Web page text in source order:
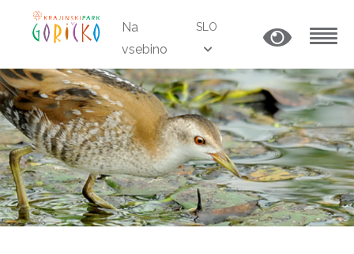
Na
vsebino
SLO